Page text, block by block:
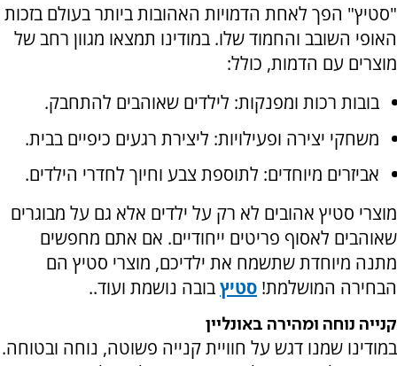
"סטיץ" הפך לאחת הדמויות האהובות ביותר בעולם בזכות
האופי השובב והחמוד שלו. במודינו תמצאו מגוון רחב של
מוצרים עם הדמות, כולל:
בובות רכות ומפנקות: לילדים שאוהבים להתחבק.
משחקי יצירה ופעילויות: ליצירת רגעים כיפיים בבית.
אביזרים מיוחדים: לתוספת צבע וחיוך לחדרי הילדים.
מוצרי סטיץ אהובים לא רק על ילדים אלא גם על מבוגרים
שאוהבים לאסוף פריטים ייחודיים. אם אתם מחפשים
מתנה מיוחדת שתשמח את ילדיכם, מוצרי סטיץ הם
הבחירה המושלמת! סטיץבובה נושמת ועוד..
קנייה נוחה ומהירה באונליין
במודינו שמנו דגש על חוויית קנייה פשוטה, נוחה ובטוחה.